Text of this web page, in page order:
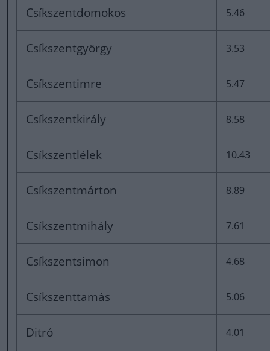
Csíkszentdomokos 5.46
Csíkszentgyörgy 3.53
Csíkszentimre 5.47
Csíkszentkirály 8.58
Csíkszentlélek 10.43
Csíkszentmárton 8.89
Csíkszentmihály 7.61
Csíkszentsimon 4.68
Csíkszenttamás 5.06
Ditró 4.01